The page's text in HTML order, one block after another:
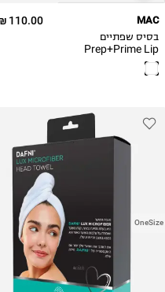
110.00 ₪ MAC
בסיס שפתיים
Prep+Prime Lip
OneSize